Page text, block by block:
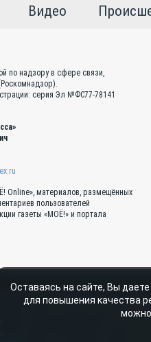
Видео
по надзору в сфере связи,
серия Эл №ФС77-78141
Online», материалов, размещённых
пользователей
газеты «МОЁ!» и портала
Любые материалы,
права. Права ООО ИД
Полное или частичное
ссылки на источник. Частичное
Оставаясь на сайте, Вы
для повышения качества
можно